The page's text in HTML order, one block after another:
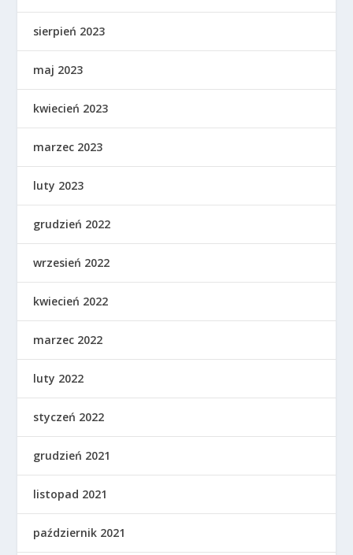
sierpień 2023
maj 2023
kwiecień 2023
marzec 2023
luty 2023
grudzień 2022
wrzesień 2022
kwiecień 2022
marzec 2022
luty 2022
styczeń 2022
grudzień 2021
listopad 2021
październik 2021